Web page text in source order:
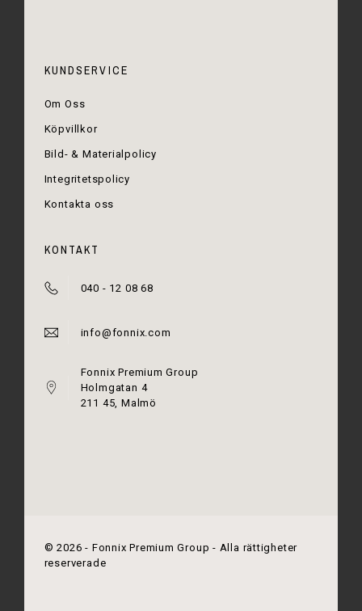
KUNDSERVICE
Om Oss
Köpvillkor
Bild- & Materialpolicy
Integritetspolicy
Kontakta oss
KONTAKT
040 - 12 08 68
info@fonnix.com
Fonnix Premium Group
Holmgatan 4
211 45, Malmö
©2026 - Fonnix Premium Group - Alla rättigheter
reserverade